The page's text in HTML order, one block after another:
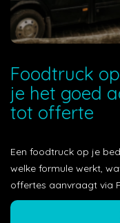
Foodtruck
je het goed
tot offerte
Een foodtruck op je
welke formule werkt,
offertes aanvraagt via